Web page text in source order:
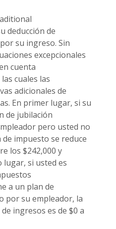
deducción de
su ingreso. Sin
excepcionales
cuenta
cuales las
adicionales de
En primer lugar, si su
de jubilación
pero usted no
impuesto se reduce
los $242,000 y
lugar, si usted es
a un plan de
por su empleador, la
ingresos es de $0 a